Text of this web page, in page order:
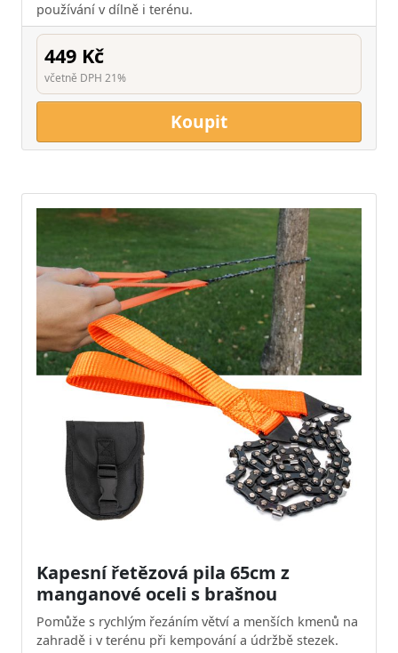
používání v dílně i terénu.
449 Kč
včetně DPH 21%
Koupit
Kapesní řetězová pila 65cm z
manganové oceli s brašnou
Pomůže s rychlým řezáním větví a menších kmenů na
zahradě i v terénu při kempování a údržbě stezek.